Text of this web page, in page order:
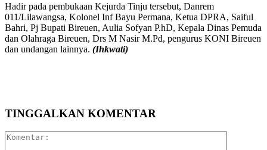
Hadir pada pembukaan Kejurda Tinju tersebut, Danrem
011/Lilawangsa, Kolonel Inf Bayu Permana, Ketua DPRA, Saiful
Bahri, Pj Bupati Bireuen, Aulia Sofyan P.hD, Kepala Dinas Pemuda
dan Olahraga Bireuen, Drs M Nasir M.Pd, pengurus KONI Bireuen
dan undangan lainnya. (Ihkwati)
TINGGALKAN KOMENTAR